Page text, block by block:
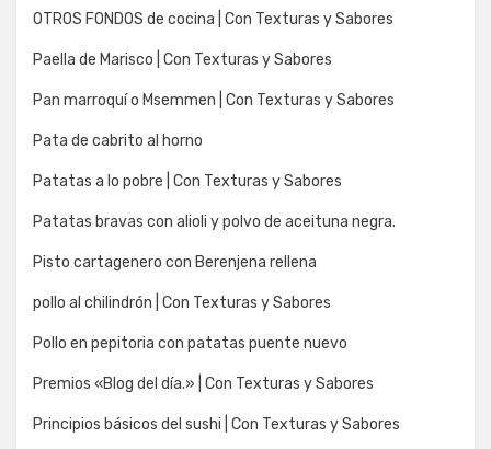
OTROS FONDOS de cocina | Con Texturas y Sabores
Paella de Marisco | Con Texturas y Sabores
Pan marroquí o Msemmen | Con Texturas y Sabores
Pata de cabrito al horno
Patatas a lo pobre | Con Texturas y Sabores
Patatas bravas con alioli y polvo de aceituna negra.
Pisto cartagenero con Berenjena rellena
pollo al chilindrón | Con Texturas y Sabores
Pollo en pepitoria con patatas puente nuevo
Premios «Blog del día.» | Con Texturas y Sabores
Principios básicos del sushi | Con Texturas y Sabores